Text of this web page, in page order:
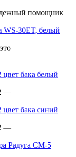
помощник
WS-30ET, белый
бака белый
—
бака синий
—
Радуга СМ-5